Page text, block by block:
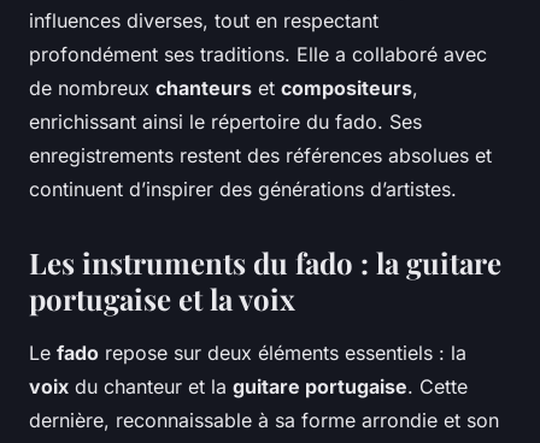
influences diverses, tout en respectant
profondément ses traditions. Elle a collaboré avec
de nombreux chanteurs et compositeurs,
enrichissant ainsi le répertoire du fado. Ses
enregistrements restent des références absolues et
continuent d’inspirer des générations d’artistes.
Les instruments du fado : la guitare
portugaise et la voix
Le fado repose sur deux éléments essentiels : la
voix du chanteur et la guitare portugaise. Cette
dernière, reconnaissable à sa forme arrondie et son